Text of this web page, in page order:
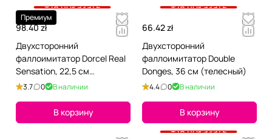
+18 показать
Премиум
98.40 zł
Двухсторонний
фаллоимитатор Dorcel Real
Sensation, 22,5 см
(розовый)
3.7 0 В наличии
В корзину
+18 показать
66.42 zł
Двухсторонний
фаллоимитатор Double
Donges, 36 см (телесный)
4.4 0 В наличии
В корзину
+18 показать